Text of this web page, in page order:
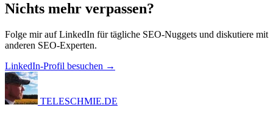
Nichts mehr verpassen?
Folge mir auf LinkedIn für tägliche SEO-Nuggets und diskutiere mit
anderen SEO-Experten.
LinkedIn-Profil besuchen →
TELESCHMIE.DE